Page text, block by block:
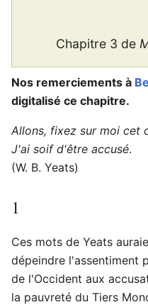
Chapitre 3 de
Nos remerciements à
digitalisé ce chapitre.
Allons, fixez sur moi cet
J'ai soif d'être accusé.
(W. B. Yeats)
1
Ces mots de Yeats
dépeindre l'assentiment
de l'Occident aux
la pauvreté du Tiers